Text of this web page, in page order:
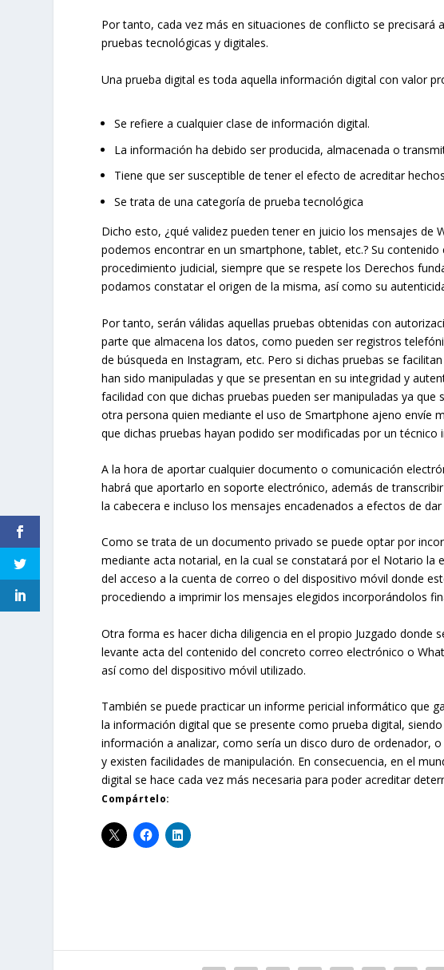
Por tanto, cada vez más en situaciones de conflicto se precisará
pruebas tecnológicas y digitales.
Una prueba digital es toda aquella información digital con valor
Se refiere a cualquier clase de información digital.
La información ha debido ser producida, almacenada o
Tiene que ser susceptible de tener el efecto de acreditar
Se trata de una categoría de prueba tecnológica
Dicho esto, ¿qué validez pueden tener en juicio los mensajes de
podemos encontrar en un smartphone, tablet, etc.? Su
procedimiento judicial, siempre que se respete los Derechos
podamos constatar el origen de la misma, así como su
Por tanto, serán válidas aquellas pruebas obtenidas con
parte que almacena los datos, como pueden ser registros
de búsqueda en Instagram, etc. Pero si dichas pruebas se
han sido manipuladas y que se presentan en su integridad y
facilidad con que dichas pruebas pueden ser manipuladas ya
otra persona quien mediante el uso de Smartphone ajeno envíe
que dichas pruebas hayan podido ser modificadas por un técnico
A la hora de aportar cualquier documento o comunicación
habrá que aportarlo en soporte electrónico, además de
la cabecera e incluso los mensajes encadenados a efectos de
Como se trata de un documento privado se puede optar por
mediante acta notarial, en la cual se constatará por el Notario la
del acceso a la cuenta de correo o del dispositivo móvil donde
procediendo a imprimir los mensajes elegidos incorporándolos
Otra forma es hacer dicha diligencia en el propio Juzgado donde
levante acta del contenido del concreto correo electrónico o
así como del dispositivo móvil utilizado.
También se puede practicar un informe pericial informático que
la información digital que se presente como prueba digital,
información a analizar, como sería un disco duro de ordenador,
y existen facilidades de manipulación. En consecuencia, en el
digital se hace cada vez más necesaria para poder acreditar
Compártelo: